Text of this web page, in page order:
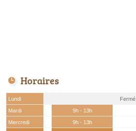
Horaires
Lundi
Fermé
Mardi
9h - 13h
Mercredi
9h - 13h